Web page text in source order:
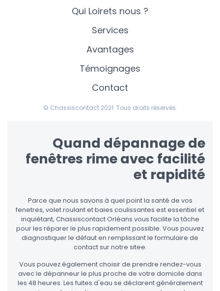
Qui Loirets nous ?
Services
Avantages
Témoignages
Contact
© Chassiscontact 2021. Tous droits réservés.
Quand dépannage de
fenêtres rime avec facilité
et rapidité
Parce que nous savons à quel point la santé de vos
fenetres, volet roulant et baies coulissantes est essentiel et
inquiétant, Chassiscontact Orléans vous facilite la tâche
pour les réparer le plus rapidement possible. Vous pouvez
diagnostiquer le défaut en remplissant le formulaire de
contact sur notre sitee.
Vous pouvez également choisir de prendre rendez-vous
avec le dépanneur le plus proche de votre domicile dans
les 48 heures. Les fuites d'eau se déclarent généralement